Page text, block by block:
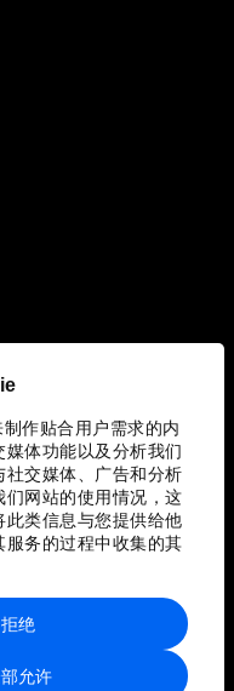
作贴合用户需求的内
体功能以及分析我们
社交媒体、广告和分析
网站的使用情况，这
类信息与您提供给他
务的过程中收集的其
允许
拒绝